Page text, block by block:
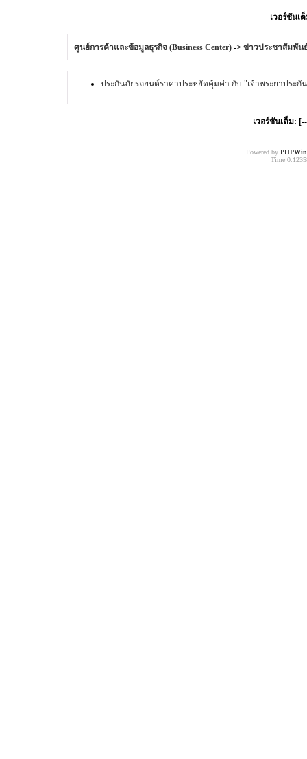
เวอร์ชันเ
ศูนย์การค้าและข้อมูลธุรกิจ (Business Center) -> ข่าวประชาสัมพัน
ประกันภัยรถยนต์ราคาประหยัดคุ้มค่า กับ "เจ้าพระยาประกั
เวอร์ชันเต็ม:
Powered by
Time